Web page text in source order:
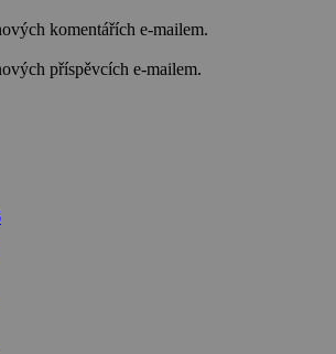
komentářích e-mailem.
příspěvcích e-mailem.